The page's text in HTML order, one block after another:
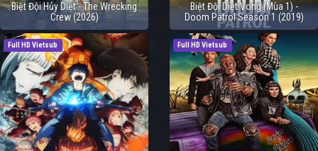
Biệt Đội Hủy Diệt - The Wrecking
Crew (2026)
Biệt Đội Diệt Vong (Mùa 1) -
Doom Patrol Season 1 (2019)
Full HD Vietsub Full HD Vietsub